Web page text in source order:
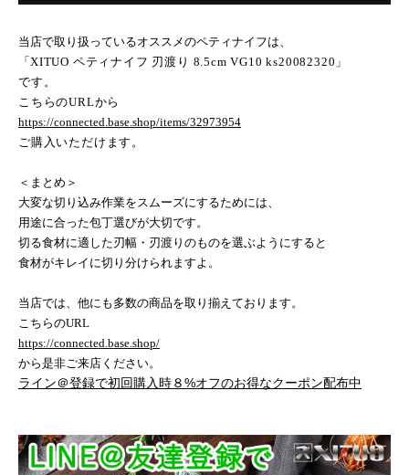
当店で取り扱っているオススメのペティナイフは、
「 XITUO ペティナイフ 刃渡り 8.5cm VG10 ks20082320 」
です。
こちらのURLから
https://connected.base.shop/items/32973954
ご購入いただけます。
＜まとめ＞
大変な切り込み作業をスムーズにするためには、
用途に合った包丁選びが大切です。
切る食材に適した刃幅・刃渡りのものを選ぶようにすると
食材がキレイに切り分けられますよ。
当店では、他にも多数の商品を取り揃えております。
こちらのURL
https://connected.base.shop/
から是非ご来店ください。
ライン＠登録で初回購入時８%オフのお得なクーポン配布中